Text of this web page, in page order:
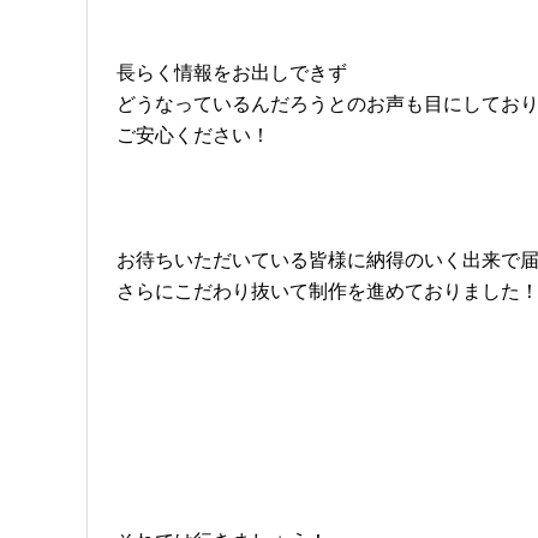
長らく情報をお出しできず
どうなっているんだろうとのお声も目にしてお
ご安心ください！
お待ちいただいている皆様に納得のいく出来で
さらにこだわり抜いて制作を進めておりました！